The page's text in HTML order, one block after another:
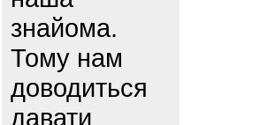
знайома.
Тому нам
доводиться
давати